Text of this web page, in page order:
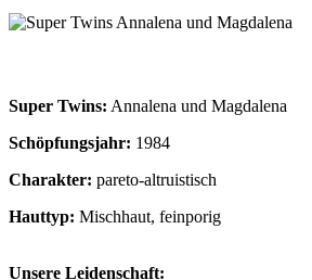
Super Twins: Annalena und Magdalena
Schöpfungsjahr: 1984
Charakter: pareto-altruistisch
Hauttyp: Mischhaut, feinporig
Unsere Leidenschaft: